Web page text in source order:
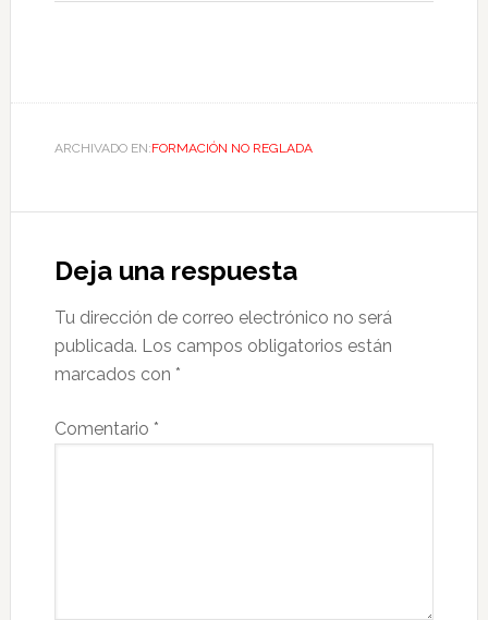
ARCHIVADO EN:FORMACIÓN NO REGLADA
Deja una respuesta
Tu dirección de correo electrónico no será
publicada. Los campos obligatorios están
marcados con *
Comentario *